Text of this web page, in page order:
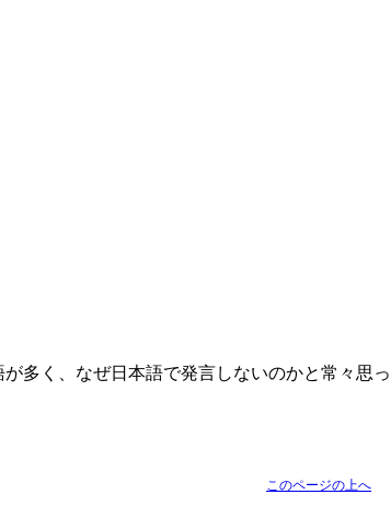
多く、なぜ日本語で発言しないのかと常々思っ
このページの上へ